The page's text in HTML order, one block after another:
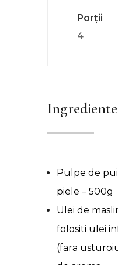
Porții
4
Ingrediente
Pulpe de pui
piele – 500g
Ulei de
folositi ulei
(fara